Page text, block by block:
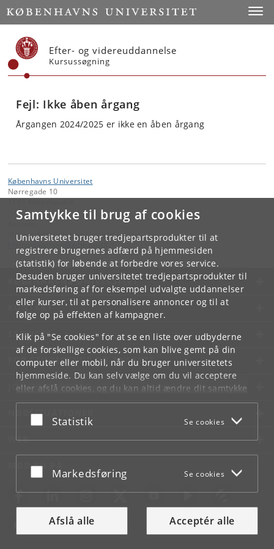
Samtykke til brug af cookies
Universitetet bruger tredjepartsprodukter til at
registrere brugernes adfærd på hjemmesiden
(statistik) for løbende at forbedre vores service.
Desuden bruger universitetet tredjepartsprodukter til
markedsføring af for eksempel udvalgte uddannelser
eller kurser, til at personalisere annoncer og til at
følge op på effekten af kampagner.
Klik på "Se cookies" for at se en liste over udbyderne
af de forskellige cookies, som kan blive gemt på din
computer eller mobil, når du bruger universitetets
hjemmeside. Du kan selv vælge om du vil acceptere
eller afslå cookies, og du kan altid ændre dit samtykke
underCookie- og privatlivspolitiksom du finder i
bunden af hver side.
Acceptér eller afslå
Statistik Se cookies
Acceptér eller afslå
Markedsføring Se cookies
Afslå alle Acceptér alle
Start
Efter- og videreuddannelse
Kursussøgning
Fejl: Ikke åben årgang
Årgangen 2024/2025 er ikke en åben årgang
Københavns Universitet
Nørregade 10
Videreuddannelse og Livslang Læring
.ku
KØBENHAVNS UNIVERSITET
KONTAKT
SERVICES
FOR STUDERENDE OG ANSATTE
JOB OG KARRIERE
NØDSITUATIONER
WEB
MØD KU PÅ